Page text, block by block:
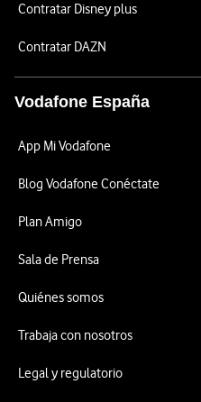
Contratar Disney plus
Contratar DAZN
Vodafone España
App Mi Vodafone
Blog Vodafone Conéctate
Plan Amigo
Sala de Prensa
Quiénes somos
Trabaja con nosotros
Legal y regulatorio